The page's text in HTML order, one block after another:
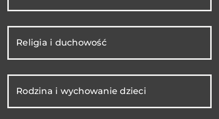
Religia i duchowość
Rodzina i wychowanie dzieci